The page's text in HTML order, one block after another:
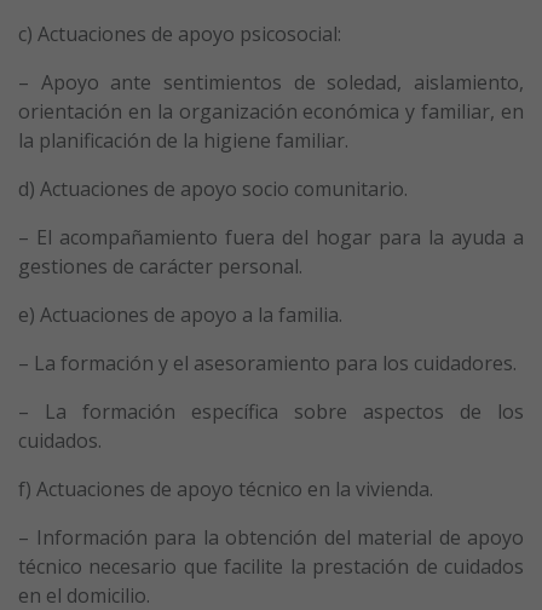
c) Actuaciones de apoyo psicosocial:
– Apoyo ante sentimientos de soledad, aislamiento,
orientación en la organización económica y familiar, en
la planificación de la higiene familiar.
d) Actuaciones de apoyo socio comunitario.
– El acompañamiento fuera del hogar para la ayuda a
gestiones de carácter personal.
e) Actuaciones de apoyo a la familia.
– La formación y el asesoramiento para los cuidadores.
– La formación específica sobre aspectos de los
cuidados.
f) Actuaciones de apoyo técnico en la vivienda.
– Información para la obtención del material de apoyo
técnico necesario que facilite la prestación de cuidados
en el domicilio.